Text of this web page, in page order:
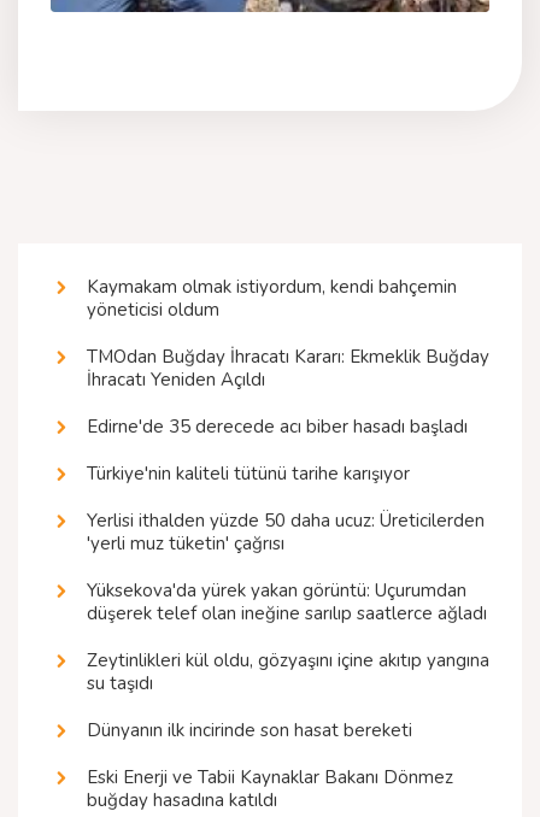
Kaymakam olmak istiyordum, kendi bahçemin
yöneticisi oldum
TMOdan Buğday İhracatı Kararı: Ekmeklik Buğday
İhracatı Yeniden Açıldı
Edirne'de 35 derecede acı biber hasadı başladı
Türkiye'nin kaliteli tütünü tarihe karışıyor
Yerlisi ithalden yüzde 50 daha ucuz: Üreticilerden
'yerli muz tüketin' çağrısı
Yüksekova'da yürek yakan görüntü: Uçurumdan
düşerek telef olan ineğine sarılıp saatlerce ağladı
Zeytinlikleri kül oldu, gözyaşını içine akıtıp yangına
su taşıdı
Dünyanın ilk incirinde son hasat bereketi
Eski Enerji ve Tabii Kaynaklar Bakanı Dönmez
buğday hasadına katıldı